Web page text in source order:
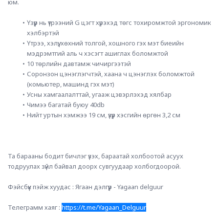
Үзүүр нь үтрээний G цэгт хүрэхэд төгс тохиромжтой эргономик
хэлбэртэй
Үтрээ, хэлүү, хөхний толгой, хошного гэх мэт биеийн
мэдрэмтгий аль ч хэсэгт ашиглах боломжтой
10 төрлийн давтамж чичиргээтэй
Соронзон цэнэглэгчтэй, хаана ч цэнэглэх боломжтой
(комьютер, машинд гэх мэт)
Усны хамгаалалттай, угааж цэвэрлэхэд хялбар
Чимээ багатай буюу 40db
Нийт уртын хэмжээ 19 см, үзүүр хэсгийн өргөн 3,2 см
Та барааны бодит бичлэг үзэх, бараатай холбоотой асуух
тодруулах зүйл байвал доорх сувгуудаар холбогдоорой.
Фэйсбүүк пэйж хуудас : Ягаан дэлгүүр - Yagaan delguur
Телеграмм хаяг : https://t.me/Yagaan_Delguur